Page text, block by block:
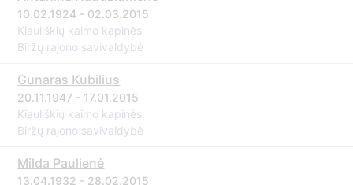
10.02.1924 - 02.03.2015
Kiauliškių kaimo kapinės
Biržų rajono savivaldybė
Gunaras Kubilius
20.11.1947 - 17.01.2015
Kiauliškių kaimo kapinės
Biržų rajono savivaldybė
Milda Paulienė
13.04.1932 - 28.02.2015